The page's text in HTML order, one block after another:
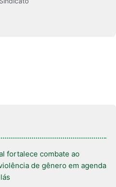
fortalece combate ao
de gênero em agenda